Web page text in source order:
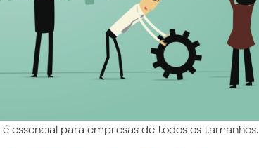
essencial para empresas de todos os tamanhos.